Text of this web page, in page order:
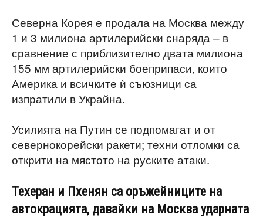
Северна Корея е продала на Москва между
1 и 3 милиона артилерийски снаряда – в
сравнение с приблизително двата милиона
155 мм артилерийски боеприпаси, които
Америка и всичките ѝ съюзници са
изпратили в Украйна.
Усилията на Путин се подпомагат и от
севернокорейски ракети; техни отломки са
открити на мястото на руските атаки.
Техеран и Пхенян са оръжейниците на
автокрацията, давайки на Москва ударната